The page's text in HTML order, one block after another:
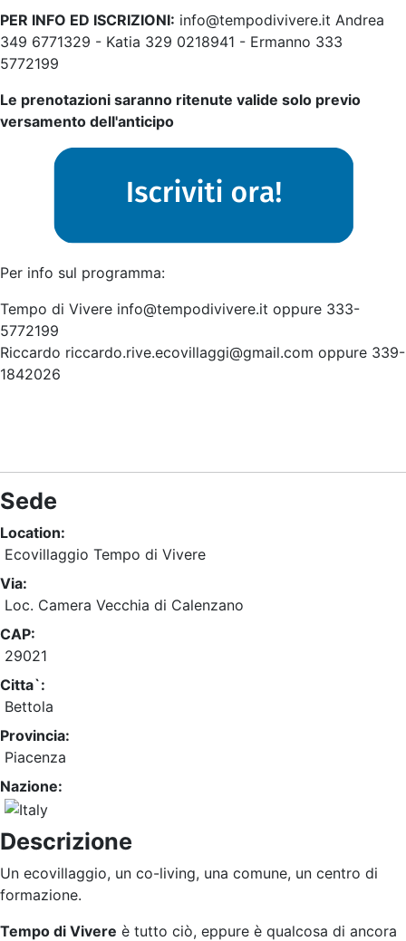
PER INFO ED ISCRIZIONI: info@tempodivivere.it Andrea
349 6771329 - Katia 329 0218941 - Ermanno 333
5772199
Le prenotazioni saranno ritenute valide solo previo
versamento dell'anticipo
Per info sul programma:
Tempo di Vivere info@tempodivivere.it oppure 333-
5772199
Riccardo riccardo.rive.ecovillaggi@gmail.com oppure 339-
1842026
Sede
Location:
Ecovillaggio Tempo di Vivere
Via:
Loc. Camera Vecchia di Calenzano
CAP:
29021
Citta`:
Bettola
Provincia:
Piacenza
Nazione:
Descrizione
Un ecovillaggio, un co-living, una comune, un centro di
formazione.
Tempo di Vivere è tutto ciò, eppure è qualcosa di ancora